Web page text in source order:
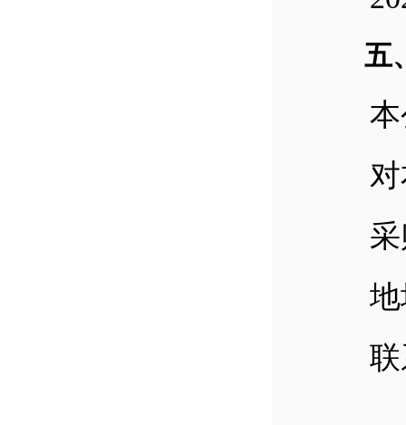
五
本公
对本
采购
地址
联系